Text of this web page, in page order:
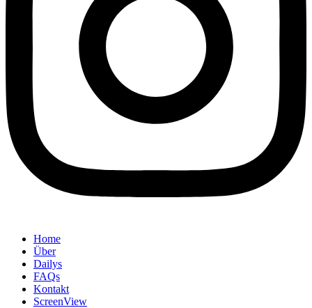
Home
Über
Dailys
FAQs
Kontakt
ScreenView